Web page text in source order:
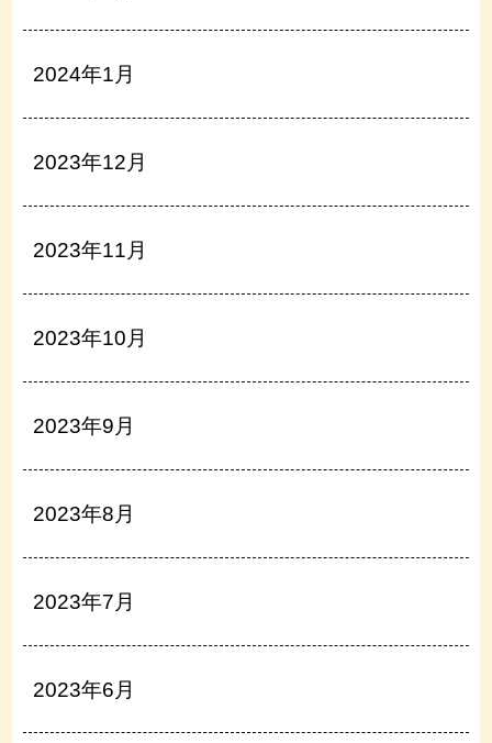
2024年1月
2023年12月
2023年11月
2023年10月
2023年9月
2023年8月
2023年7月
2023年6月